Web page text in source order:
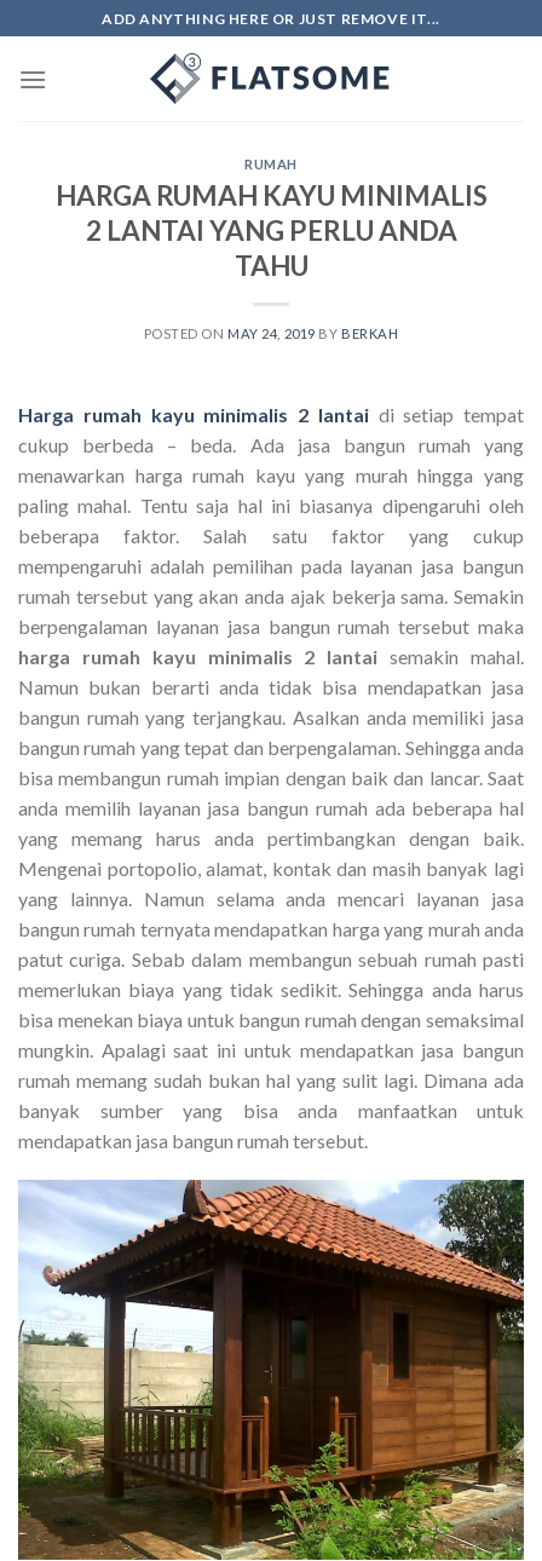
to
content
ADD ANYTHING HERE OR JUST REMOVE IT...
RUMAH
HARGA RUMAH KAYU MINIMALIS
2 LANTAI YANG PERLU ANDA
TAHU
POSTED ON MAY 24, 2019 BY BERKAH
Harga rumah kayu minimalis 2 lantai di setiap tempat
cukup berbeda – beda. Ada jasa bangun rumah yang
menawarkan harga rumah kayu yang murah hingga yang
paling mahal. Tentu saja hal ini biasanya dipengaruhi oleh
beberapa faktor. Salah satu faktor yang cukup
mempengaruhi adalah pemilihan pada layanan jasa bangun
rumah tersebut yang akan anda ajak bekerja sama. Semakin
berpengalaman layanan jasa bangun rumah tersebut maka
harga rumah kayu minimalis 2 lantai semakin mahal.
Namun bukan berarti anda tidak bisa mendapatkan jasa
bangun rumah yang terjangkau. Asalkan anda memiliki jasa
bangun rumah yang tepat dan berpengalaman. Sehingga anda
bisa membangun rumah impian dengan baik dan lancar. Saat
anda memilih layanan jasa bangun rumah ada beberapa hal
yang memang harus anda pertimbangkan dengan baik.
Mengenai portopolio, alamat, kontak dan masih banyak lagi
yang lainnya. Namun selama anda mencari layanan jasa
bangun rumah ternyata mendapatkan harga yang murah anda
patut curiga. Sebab dalam membangun sebuah rumah pasti
memerlukan biaya yang tidak sedikit. Sehingga anda harus
bisa menekan biaya untuk bangun rumah dengan semaksimal
mungkin. Apalagi saat ini untuk mendapatkan jasa bangun
rumah memang sudah bukan hal yang sulit lagi. Dimana ada
banyak sumber yang bisa anda manfaatkan untuk
mendapatkan jasa bangun rumah tersebut.